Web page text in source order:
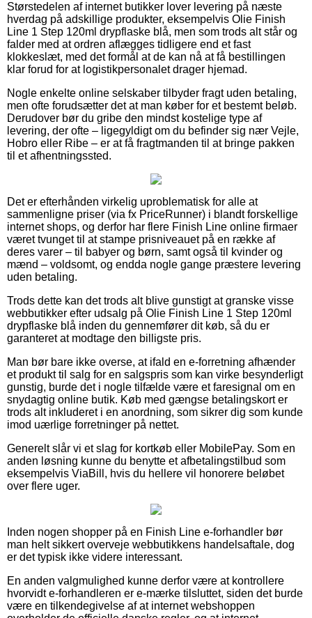
Størstedelen af internet butikker lover levering på næste
hverdag på adskillige produkter, eksempelvis Olie Finish
Line 1 Step 120ml drypflaske blå, men som trods alt står og
falder med at ordren aflægges tidligere end et fast
klokkeslæt, med det formål at de kan nå at få bestillingen
klar forud for at logistikpersonalet drager hjemad.
Nogle enkelte online selskaber tilbyder fragt uden betaling,
men ofte forudsætter det at man køber for et bestemt beløb.
Derudover bør du gribe den mindst kostelige type af
levering, der ofte – ligegyldigt om du befinder sig nær Vejle,
Hobro eller Ribe – er at få fragtmanden til at bringe pakken
til et afhentningssted.
Det er efterhånden virkelig uproblematisk for alle at
sammenligne priser (via fx PriceRunner) i blandt forskellige
internet shops, og derfor har flere Finish Line online firmaer
været tvunget til at stampe prisniveauet på en række af
deres varer – til babyer og børn, samt også til kvinder og
mænd – voldsomt, og endda nogle gange præstere levering
uden betaling.
Trods dette kan det trods alt blive gunstigt at granske visse
webbutikker efter udsalg på Olie Finish Line 1 Step 120ml
drypflaske blå inden du gennemfører dit køb, så du er
garanteret at modtage den billigste pris.
Man bør bare ikke overse, at ifald en e-forretning afhænder
et produkt til salg for en salgspris som kan virke besynderligt
gunstig, burde det i nogle tilfælde være et faresignal om en
snydagtig online butik. Køb med gængse betalingskort er
trods alt inkluderet i en anordning, som sikrer dig som kunde
imod uærlige forretninger på nettet.
Generelt slår vi et slag for kortkøb eller MobilePay. Som en
anden løsning kunne du benytte et afbetalingstilbud som
eksempelvis ViaBill, hvis du hellere vil honorere beløbet
over flere uger.
Inden nogen shopper på en Finish Line e-forhandler bør
man helt sikkert overveje webbutikkens handelsaftale, dog
er det typisk ikke videre interessant.
En anden valgmulighed kunne derfor være at kontrollere
hvorvidt e-forhandleren er e-mærke tilsluttet, siden det burde
være en tilkendegivelse af at internet webshoppen